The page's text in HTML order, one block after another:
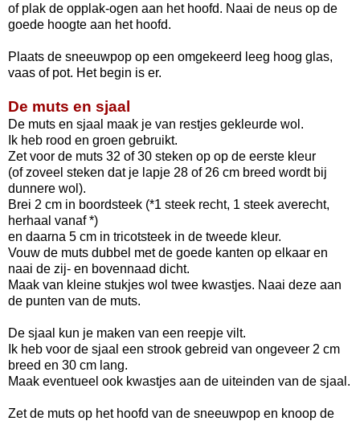
of plak de opplak-ogen aan het hoofd. Naai de neus op de
goede hoogte aan het hoofd.
Plaats de sneeuwpop op een omgekeerd leeg hoog glas,
vaas of pot. Het begin is er.
De muts en sjaal
De muts en sjaal maak je van restjes gekleurde wol.
Ik heb rood en groen gebruikt.
Zet voor de muts 32 of 30 steken op op de eerste kleur
(of zoveel steken dat je lapje 28 of 26 cm breed wordt bij
dunnere wol).
Brei 2 cm in boordsteek (*1 steek recht, 1 steek averecht,
herhaal vanaf *)
en daarna 5 cm in tricotsteek in de tweede kleur.
Vouw de muts dubbel met de goede kanten op elkaar en
naai de zij- en bovennaad dicht.
Maak van kleine stukjes wol twee kwastjes. Naai deze aan
de punten van de muts.
De sjaal kun je maken van een reepje vilt.
Ik heb voor de sjaal een strook gebreid van ongeveer 2 cm
breed en 30 cm lang.
Maak eventueel ook kwastjes aan de uiteinden van de sjaal.
Zet de muts op het hoofd van de sneeuwpop en knoop de